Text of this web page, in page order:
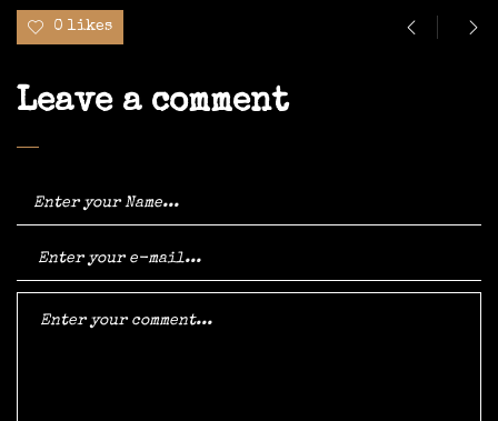
0 likes
Leave a comment